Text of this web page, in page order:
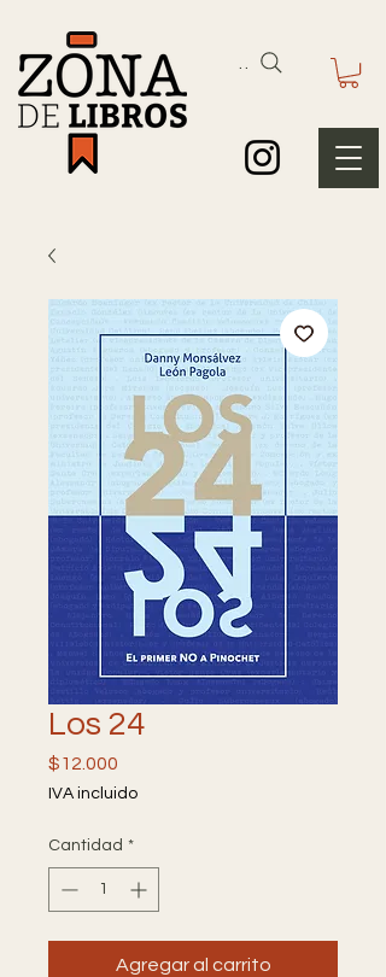
Buscar
Los 24
$12.000
IVA incluido
Cantidad *
Agregar al carrito